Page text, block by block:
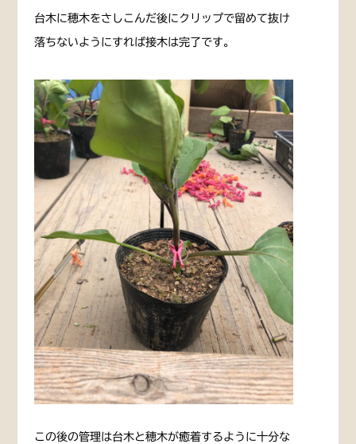
台木に穂木をさしこんだ後にクリップで留めて抜け
落ちないようにすれば接木は完了です。
この後の管理は台木と穂木が癒着するように十分な